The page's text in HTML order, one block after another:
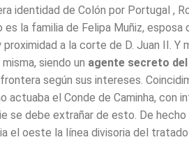
identidad de Colón por Portugal ,
la familia de Felipa Muñiz, esposa
a la corte de D. Juan II. Y
siendo un agente secreto
según sus intereses.
actuaba el Conde de Caminha, con
se debe extrañar de esto. De
el oeste la línea divisoria del